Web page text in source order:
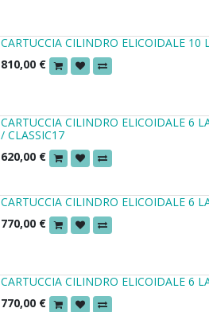
CARTUCCIA CILINDRO ELICOIDALE 10
810,00 €
CARTUCCIA CILINDRO ELICOIDALE 6
/ CLASSIC17
620,00 €
CARTUCCIA CILINDRO ELICOIDALE 6
770,00 €
CARTUCCIA CILINDRO ELICOIDALE 6
770,00 €